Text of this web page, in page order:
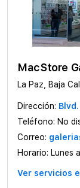
MacStore
La Paz, Baja
Dirección:
Teléfono: No
Correo:
Horario: Lunes
Ver servicios